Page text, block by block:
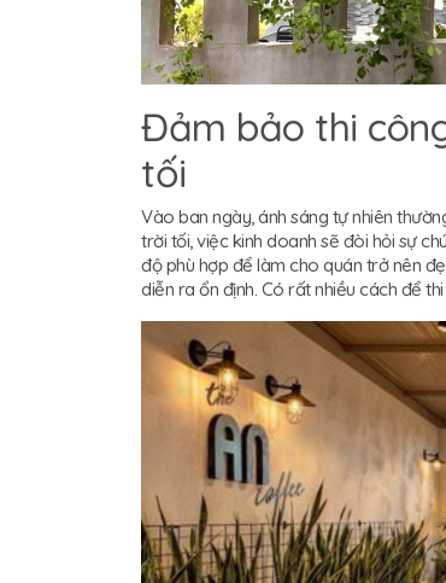
Đảm bảo thi
tối
Vào ban ngày, ánh sáng tự nhiên
trời tối, việc kinh doanh sẽ đòi hỏi sự
độ phù hợp để làm cho quán trở nên
diễn ra ổn định. Có rất nhiều cách để